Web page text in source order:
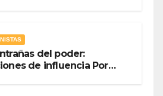
del poder:
de influencia Por